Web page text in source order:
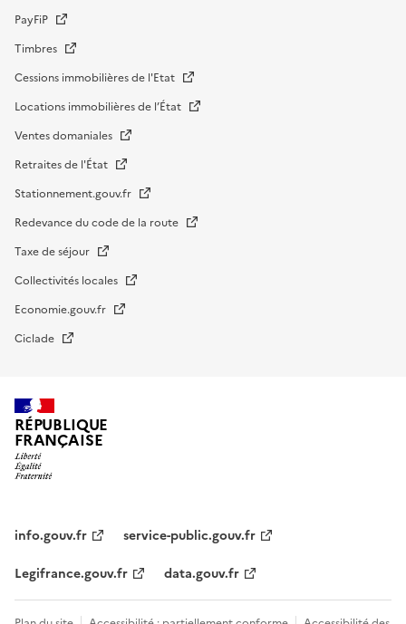
PayFiP
Timbres
Cessions immobilières de l'Etat
Locations immobilières de l’État
Ventes domaniales
Retraites de l'État
Stationnement.gouv.fr
Redevance du code de la route
Taxe de séjour
Collectivités locales
Economie.gouv.fr
Ciclade
RÉPUBLIQUE
FRANÇAISE
institutionnel
info.gouv.fr
service-public.gouv.fr
Legifrance.gouv.fr
data.gouv.fr
Menu